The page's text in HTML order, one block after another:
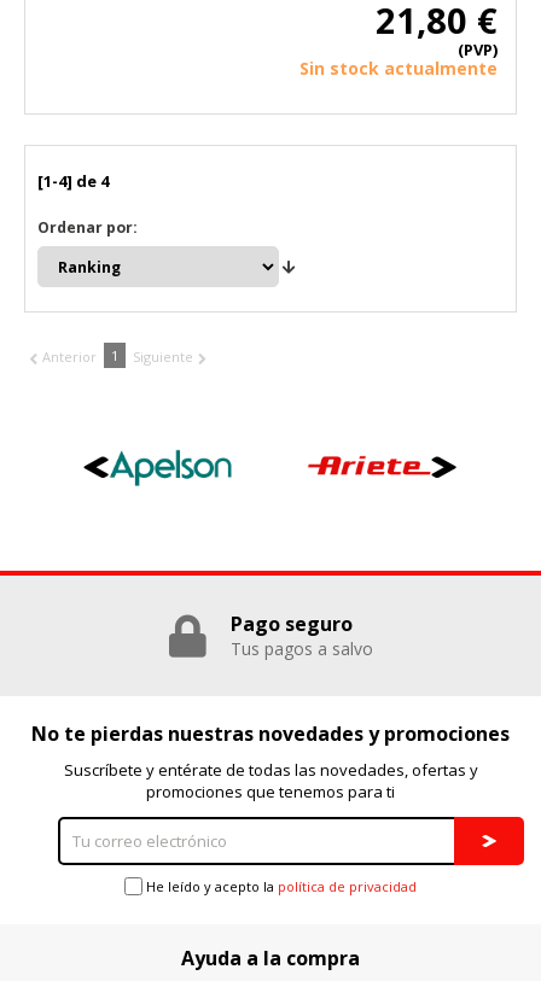
21,80 €
(PVP)
Sin stock actualmente
[1-4] de 4
Ordenar por:
Anterior 1 Siguiente
Pago seguro
Tus pagos a salvo
No te pierdas nuestras novedades y promociones
Suscríbete y entérate de todas las novedades, ofertas y
promociones que tenemos para ti
He leído y acepto la política de privacidad
Ayuda a la compra